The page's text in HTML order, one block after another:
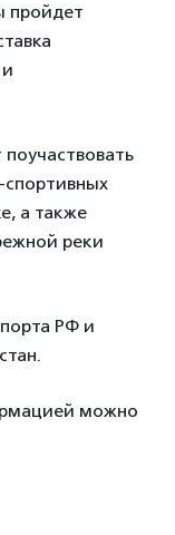
пройдет
спортивных
а также
реки
РФ и
можно